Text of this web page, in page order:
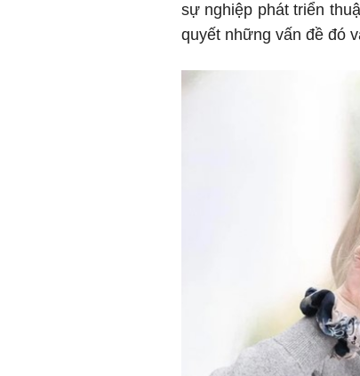
sự nghiệp phát triển
quyết những vấn đề đó